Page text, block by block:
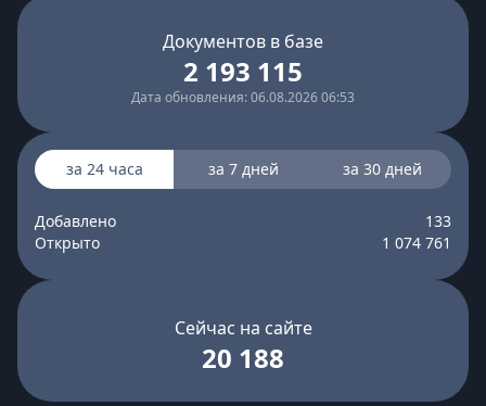
Документов в базе
2 193 115
Дата обновления: 06.08.2026 06:53
за 24 часа за 7 дней за 30 дней
Добавлено
133
Открыто
1 074 761
Сейчас на сайте
20 188